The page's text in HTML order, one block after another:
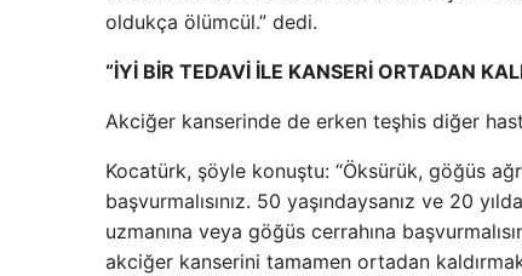
oldukça ölümcül.” dedi.
“İYİ BİR TEDAVİ İLE KANSERİ ORTADAN
Akciğer kanserinde de erken teşhis diğer
Kocatürk, şöyle konuştu: “Öksürük, göğüs
başvurmalısınız. 50 yaşındaysanız ve 20
uzmanına veya göğüs cerrahına
akciğer kanserini tamamen ortadan